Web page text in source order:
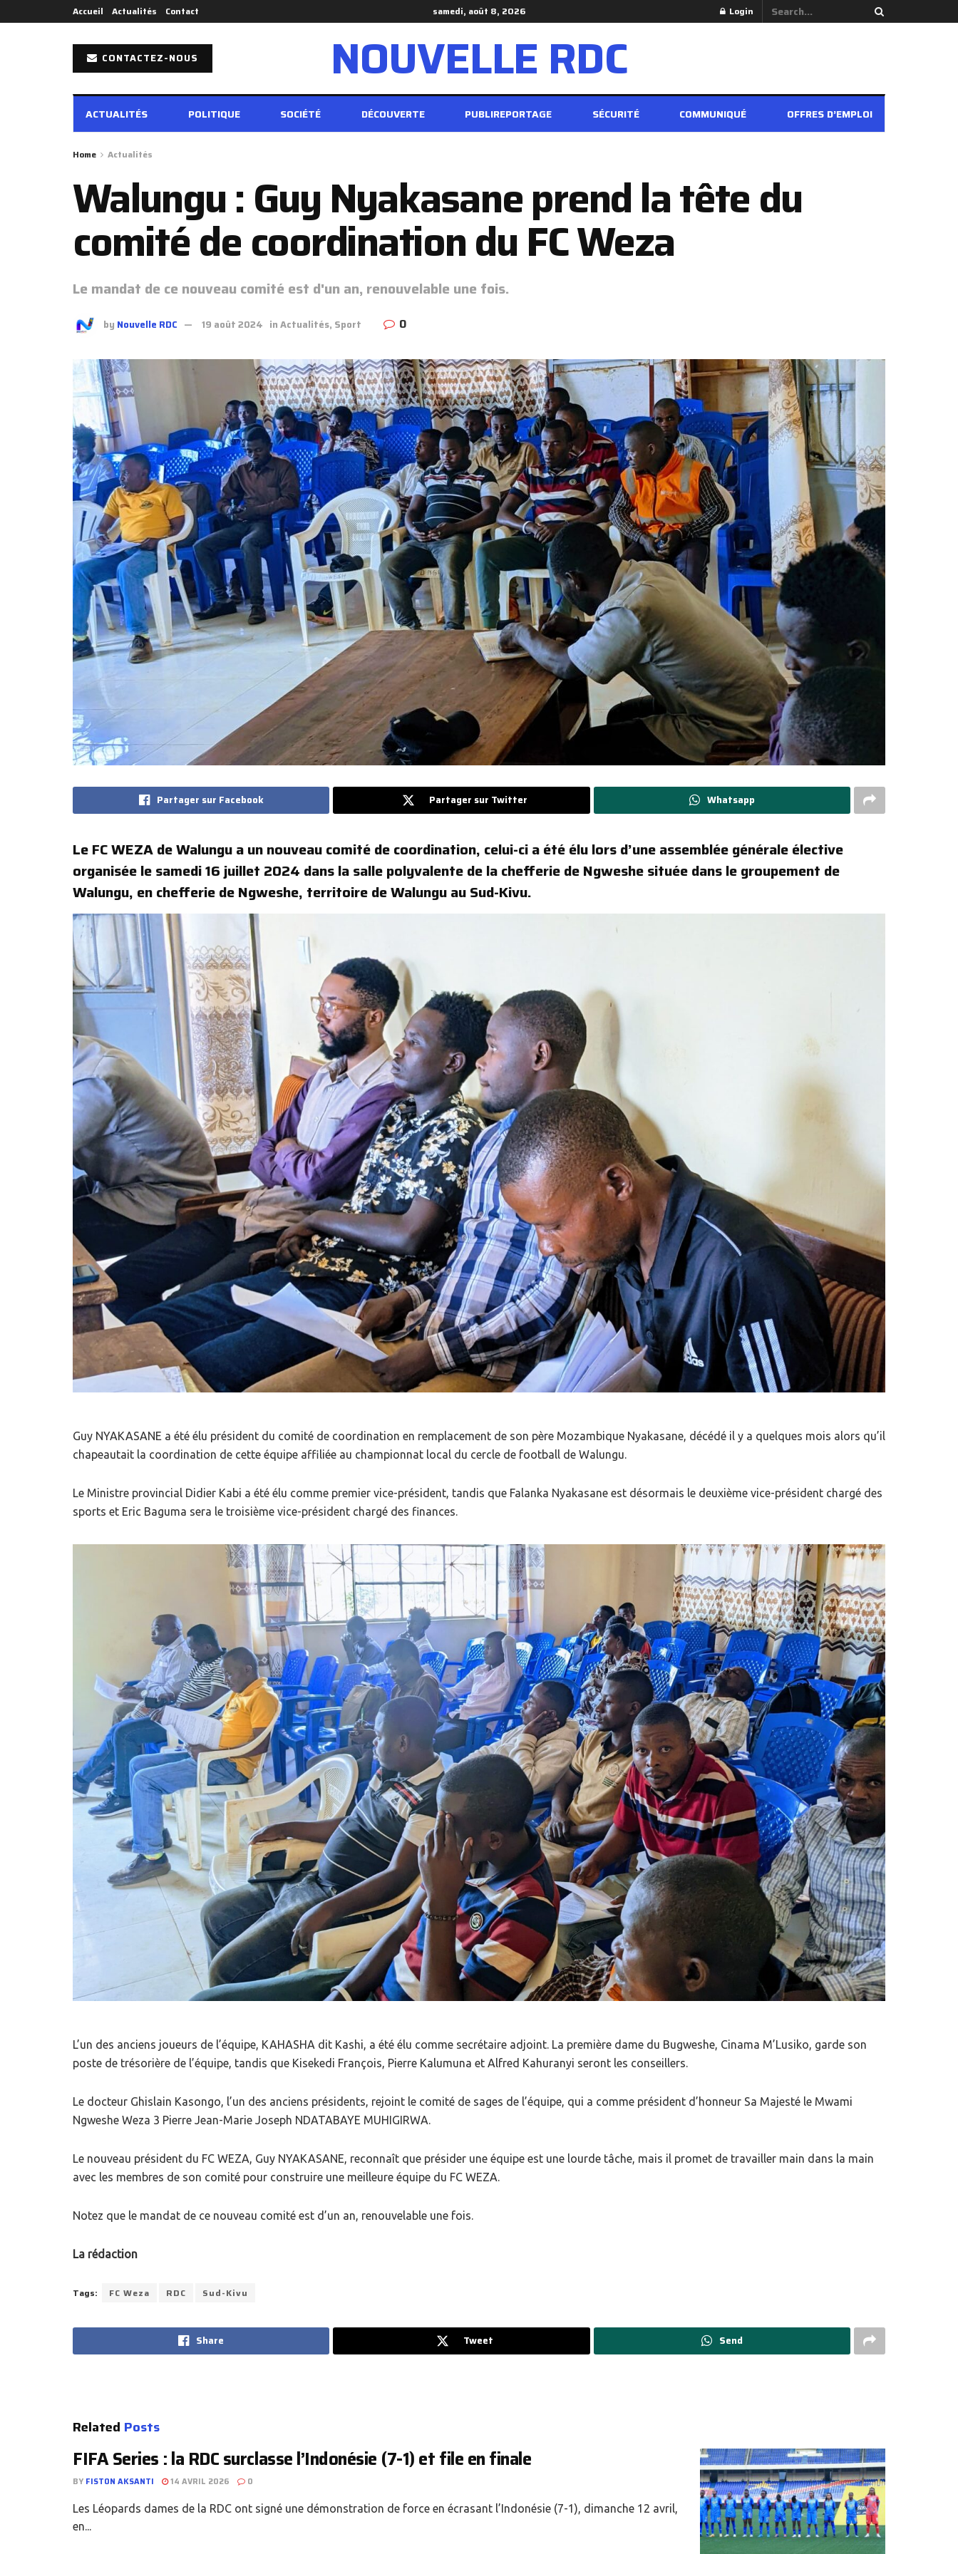
Accueil Actualités Contact samedi, août 8, 2026 Login
CONTACTEZ-NOUS NOUVELLE RDC
ACTUALITÉS POLITIQUE SOCIÉTÉ DÉCOUVERTE PUBLIREPORTAGE SÉCURITÉ COMMUNIQUÉ OFFRES D’EMPLOI
Home Actualités
Walungu : Guy Nyakasane prend la tête du
comité de coordination du FC Weza
Le mandat de ce nouveau comité est d'un an, renouvelable une fois.
by Nouvelle RDC 19 août 2024 inActualités, Sport 0
Partager sur Facebook Partager sur Twitter Whatsapp
Le FC WEZA de Walungu a un nouveau comité de coordination, celui-ci a été élu lors d’une assemblée générale élective
organisée le samedi 16 juillet 2024 dans la salle polyvalente de la chefferie de Ngweshe située dans le groupement de
Walungu, en chefferie de Ngweshe, territoire de Walungu au Sud-Kivu.
Guy NYAKASANE a été élu président du comité de coordination en remplacement de son père Mozambique Nyakasane, décédé il y a quelques mois alors qu’il
chapeautait la coordination de cette équipe affiliée au championnat local du cercle de football de Walungu.
Le Ministre provincial Didier Kabi a été élu comme premier vice-président, tandis que Falanka Nyakasane est désormais le deuxième vice-président chargé des
sports et Eric Baguma sera le troisième vice-président chargé des finances.
L’un des anciens joueurs de l’équipe, KAHASHA dit Kashi, a été élu comme secrétaire adjoint. La première dame du Bugweshe, Cinama M’Lusiko, garde son
poste de trésorière de l’équipe, tandis que Kisekedi François, Pierre Kalumuna et Alfred Kahuranyi seront les conseillers.
Le docteur Ghislain Kasongo, l’un des anciens présidents, rejoint le comité de sages de l’équipe, qui a comme président d’honneur Sa Majesté le Mwami
Ngweshe Weza 3 Pierre Jean-Marie Joseph NDATABAYE MUHIGIRWA.
Le nouveau président du FC WEZA, Guy NYAKASANE, reconnaît que présider une équipe est une lourde tâche, mais il promet de travailler main dans la main
avec les membres de son comité pour construire une meilleure équipe du FC WEZA.
Notez que le mandat de ce nouveau comité est d’un an, renouvelable une fois.
La rédaction
Tags: FC Weza RDC Sud-Kivu
Share Tweet Send
Related Posts
FIFA Series : la RDC surclasse l’Indonésie (7-1) et file en finale
BY FISTON AKSANTI 14 AVRIL 2026 0
Les Léopards dames de la RDC ont signé une démonstration de force en écrasant l’Indonésie (7-1), dimanche 12 avril,
en...